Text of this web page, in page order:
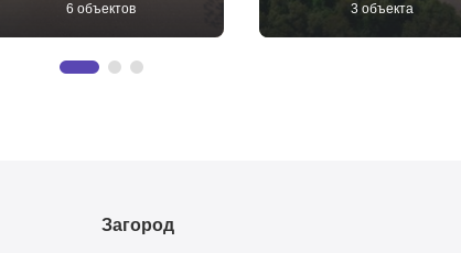
6 объектов 3 объекта
Загород